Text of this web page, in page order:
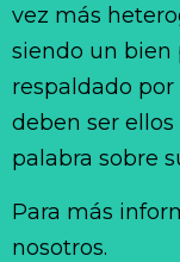
vez más
siendo un bien
respaldado
deben ser
palabra sobre
Para más
nosotros.